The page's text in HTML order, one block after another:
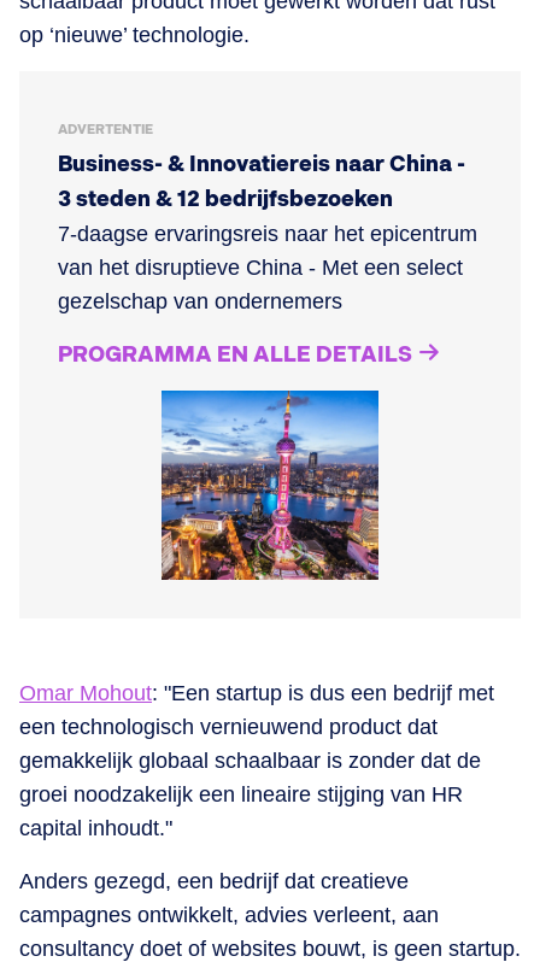
op ‘nieuwe’ technologie.
ADVERTENTIE
Business- & Innovatiereis naar China -
3 steden & 12 bedrijfsbezoeken
7-daagse ervaringsreis naar het epicentrum
van het disruptieve China - Met een select
gezelschap van ondernemers
PROGRAMMA EN ALLE DETAILS
Omar Mohout: "Een startup is dus een bedrijf met
een technologisch vernieuwend product dat
gemakkelijk globaal schaalbaar is zonder dat de
groei noodzakelijk een lineaire stijging van HR
capital inhoudt."
Anders gezegd, een bedrijf dat creatieve
campagnes ontwikkelt, advies verleent, aan
consultancy doet of websites bouwt, is geen startup.